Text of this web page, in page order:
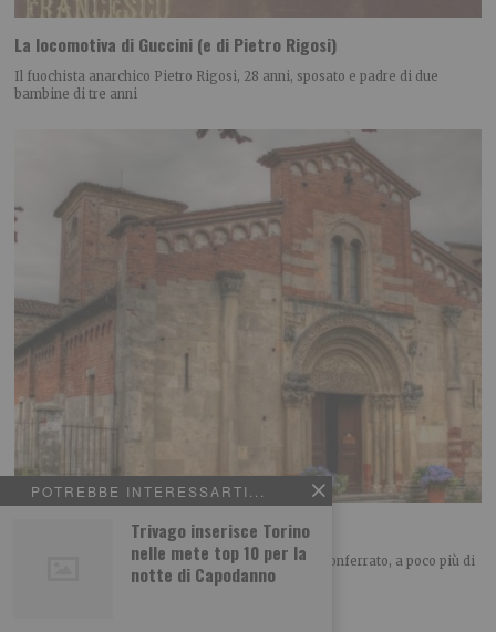
POTREBBE INTERESSARTI...
Trivago inserisce Torino
nelle mete top 10 per la
notte di Capodanno
La locomotiva di Guccini (e di Pietro Rigosi)
Il fuochista anarchico Pietro Rigosi, 28 anni, sposato e padre di due
bambine di tre anni
L’abbazia di Santa Fede
A cura di Piemonteitalia.eu Posta nel cuore del Monferrato, a poco più di